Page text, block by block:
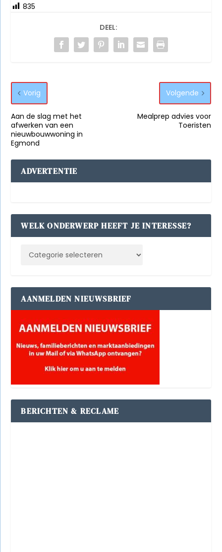
835
DEEL:
Vorig
Aan de slag met het
afwerken van een
nieuwbouwwoning in
Egmond
Volgende
Mealprep advies voor
Toeristen
ADVERTENTIE
WELK ONDERWERP HEEFT JE INTERESSE?
AANMELDEN NIEUWSBRIEF
BERICHTEN & RECLAME